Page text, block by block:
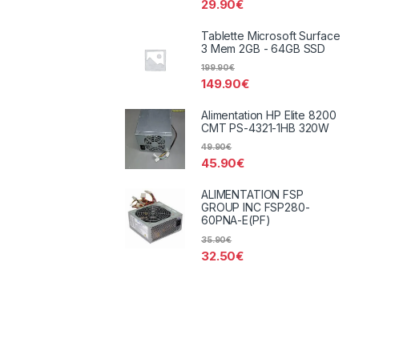
29.90€
Tablette Microsoft Surface
3 Mem 2GB - 64GB SSD
149.90€
199.90€
Alimentation HP Elite 8200
CMT PS-4321-1HB 320W
45.90€
49.90€
ALIMENTATION FSP
GROUP INC FSP280-
60PNA-E(PF)
32.50€
35.90€